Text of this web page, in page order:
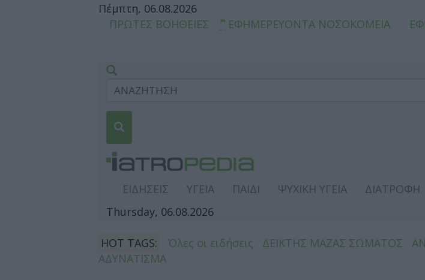
Πέμπτη, 06.08.2026
ΠΡΩΤΕΣ ΒΟΗΘΕΙΕΣ
ΕΦΗΜΕΡΕΥΟΝΤΑ ΝΟΣΟΚΟΜΕΙΑ
ΕΙΔΗΣΕΙΣ ΥΓΕΙΑ ΠΑΙΔΙ ΨΥΧΙΚΗ ΥΓΕΙΑ ΔΙΑΤΡΟΦΗ
Thursday, 06.08.2026
HOT TAGS: Όλες οι ειδήσεις ΔΕΙΚΤΗΣ ΜΑΖΑΣ ΣΩΜΑΤΟΣ
ΑΔΥΝΑΤΙΣΜΑ